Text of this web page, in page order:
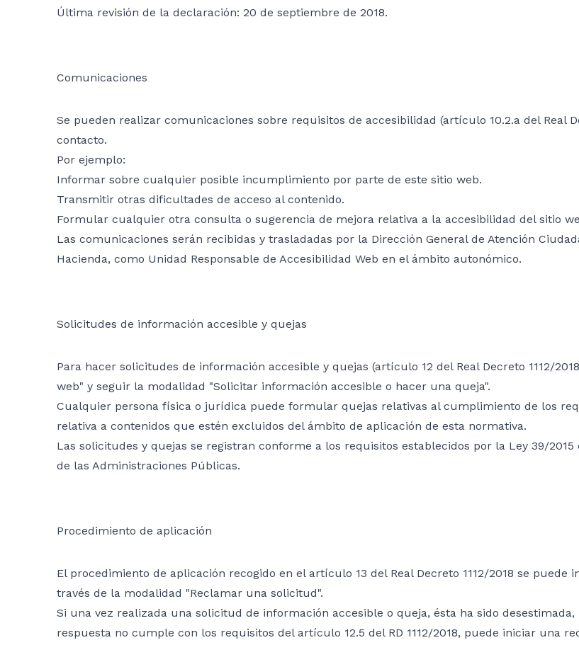
Última revisión de la declaración: 20 de septiembre de 2018.
Comunicaciones
Se pueden realizar comunicaciones sobre requisitos de accesibilidad (artículo 10.2.a del Real
contacto.
Por ejemplo:
Informar sobre cualquier posible incumplimiento por parte de este sitio web.
Transmitir otras dificultades de acceso al contenido.
Formular cualquier otra consulta o sugerencia de mejora relativa a la accesibilidad del sitio
Las comunicaciones serán recibidas y trasladadas por la Dirección General de Atención
Hacienda, como Unidad Responsable de Accesibilidad Web en el ámbito autonómico.
Solicitudes de información accesible y quejas
Para hacer solicitudes de información accesible y quejas (artículo 12 del Real Decreto 1112/
web" y seguir la modalidad "Solicitar información accesible o hacer una queja".
Cualquier persona física o jurídica puede formular quejas relativas al cumplimiento de los
relativa a contenidos que estén excluidos del ámbito de aplicación de esta normativa.
Las solicitudes y quejas se registran conforme a los requisitos establecidos por la Ley 39/
de las Administraciones Públicas.
Procedimiento de aplicación
El procedimiento de aplicación recogido en el artículo 13 del Real Decreto 1112/2018 se
través de la modalidad "Reclamar una solicitud".
Si una vez realizada una solicitud de información accesible o queja, ésta ha sido
respuesta no cumple con los requisitos del artículo 12.5 del RD 1112/2018, puede iniciar una